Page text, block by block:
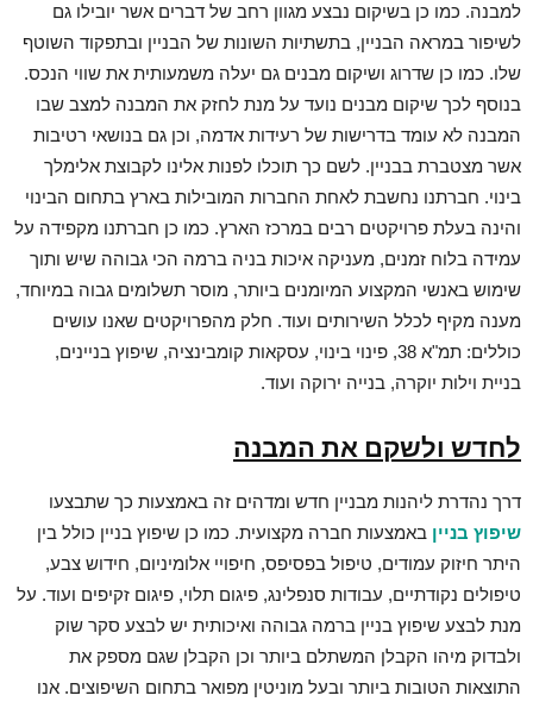
למבנה. כמו כן בשיקום נבצע מגוון רחב של דברים אשר יובילו גם
לשיפור במראה הבניין, בתשתיות השונות של הבניין ובתפקוד השוטף
שלו. כמו כן שדרוג ושיקום מבנים גם יעלה משמעותית את שווי הנכס.
בנוסף לכך שיקום מבנים נועד על מנת לחזק את המבנה למצב שבו
המבנה לא עומד בדרישות של רעידות אדמה, וכן גם בנושאי רטיבות
אשר מצטברת בבניין. לשם כך תוכלו לפנות אלינו לקבוצת אלימלך
בינוי. חברתנו נחשבת לאחת החברות המובילות בארץ בתחום הבינוי
והינה בעלת פרויקטים רבים במרכז הארץ. כמו כן חברתנו מקפידה על
עמידה בלוח זמנים, מעניקה איכות בניה ברמה הכי גבוהה שיש ותוך
שימוש באנשי המקצוע המיומנים ביותר, מוסר תשלומים גבוה במיוחד,
מענה מקיף לכלל השירותים ועוד. חלק מהפרויקטים שאנו עושים
כוללים: תמ"א 38, פינוי בינוי, עסקאות קומבינציה, שיפוץ בניינים,
בניית וילות יוקרה, בנייה ירוקה ועוד.
לחדש ולשקם את המבנה
דרך נהדרת ליהנות מבניין חדש ומדהים זה באמצעות כך שתבצעו
שיפוץ בניין באמצעות חברה מקצועית. כמו כן שיפוץ בניין כולל בין
היתר חיזוק עמודים, טיפול בפסיפס, חיפויי אלומיניום, חידוש צבע,
טיפולים נקודתיים, עבודות סנפלינג, פיגום תלוי, פיגום זקיפים ועוד. על
מנת לבצע שיפוץ בניין ברמה גבוהה ואיכותית יש לבצע סקר שוק
ולבדוק מיהו הקבלן המשתלם ביותר וכן הקבלן שגם מספק את
התוצאות הטובות ביותר ובעל מוניטין מפואר בתחום השיפוצים. אנו